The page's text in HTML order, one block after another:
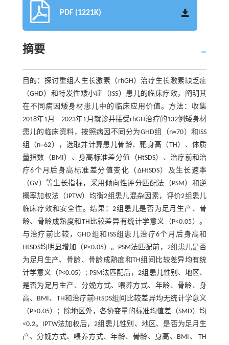
PDF (1221K)
摘要
目的：探讨重组人生长激素（rhGH）治疗生长激素缺乏症
（GHD）和特发性矮小症（ISS）患儿的临床疗效，阐明其
在不同病因矮身材患儿中的临床应用价值。方法：收集
2018年1月—2023年1月就诊并接受rhGH治疗的132例矮身材
患儿的临床资料，按照病因不同分为GHD组（n=70）和ISS
组（n=62），选取并计算患儿骨龄、靶身高（TH）、体质
量指数（BMI）、身高标准差分值（HtSDS）、治疗前和治
疗6个月后身高标准差分值变化（ΔHtSDS）及生长速率
（GV）等生长指标，采用倾向性评分匹配法（PSM）和逆
概率加权法（IPTW）均衡2组患儿混杂因素，评价2组患儿
临床疗效和安全性。结果：2组患儿是否为足月生产、骨
龄、骨龄成熟度和TH比较差异有统计学意义（P<0.05）。
与治疗前比较，GHD组和ISS组患儿治疗6个月后身高和
HtSDS均明显增加（P<0.05）。PSM法匹配前，2组患儿是否
为足月生产、骨龄、骨龄成熟度和TH组间比较差异均有统
计学意义（P<0.05）; PSM法匹配后，2组患儿性别、地区、
是否为足月生产、分娩方式、喂养方式、年龄、骨龄、身
高、BMI、TH和治疗前HtSDS组间比较差异均无统计学意义
（P>0.05）；除地区外，各协变量的标准均值差（SMD）均
<0.2。IPTW法加权后，2组患儿性别、地区、是否为足月生
产、分娩方式、喂养方式、年龄、骨龄、身高、BMI、 TH